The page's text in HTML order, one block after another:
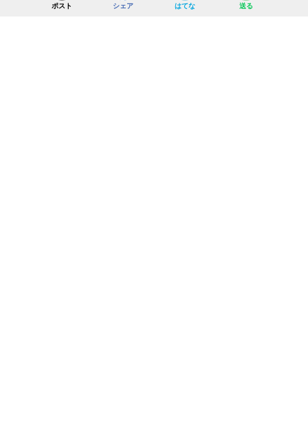
ポスト シェア はてな 送る